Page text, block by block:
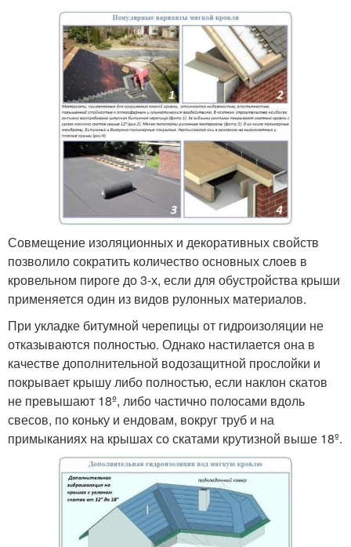
Совмещение изоляционных и декоративных свойств
позволило сократить количество основных слоев в
кровельном пироге до 3-х, если для обустройства крыши
применяется один из видов рулонных материалов.
При укладке битумной черепицы от гидроизоляции не
отказываются полностью. Однако настилается она в
качестве дополнительной водозащитной прослойки и
покрывает крышу либо полностью, если наклон скатов
не превышают 18º, либо частично полосами вдоль
свесов, по коньку и ендовам, вокруг труб и на
примыканиях на крышах со скатами крутизной выше 18º.